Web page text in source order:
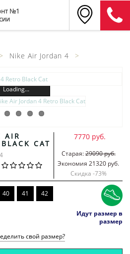
№1
Nike Air Jordan 4
Loading...
CAT
7770 руб.
Старая:29090 руб.
Экономия 21320 руб.
Скидка -73%
40 41 42
Идут размер в
размер
свой размер?